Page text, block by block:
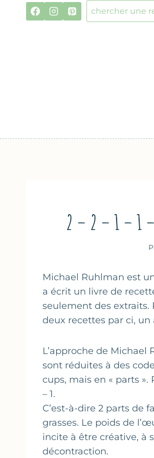
chercher une
2 – 2 – 1 – 1
Michael Ruhlman est
a écrit un livre de
seulement des extraits.
deux recettes par ci, un
L’approche de
sont réduites à des
cups, mais en « parts ».
– 1.
C’est-à-dire 2 parts de
grasses. Le poids de
incite à être créative, à
décontraction.